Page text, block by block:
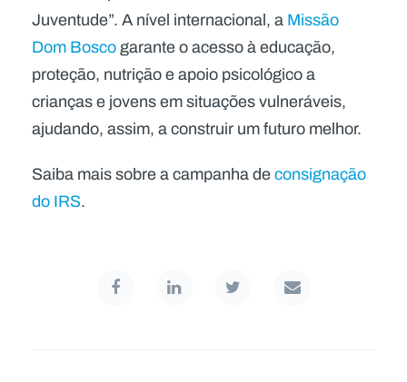
Juventude”. A nível internacional, aMissão
Dom Boscogarante o acesso à educação,
proteção, nutrição e apoio psicológico a
crianças e jovens em situações vulneráveis,
ajudando, assim, a construir um futuro melhor.
Saiba mais sobre a campanha deconsignação
do IRS.